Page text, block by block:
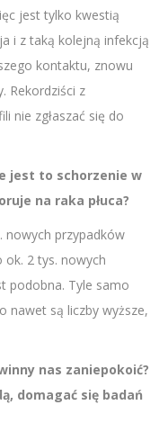
jest tylko kwestią
i z taką kolejną infekcją
kontaktu, znowu
Rekordziści z
nie zgłaszać się do
jest to schorzenie w
na raka płuca?
nowych przypadków
2 tys. nowych
podobna. Tyle samo
nawet są liczby wyższe,
nas zaniepokoić?
domagać się badań